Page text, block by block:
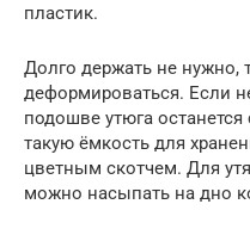
пластик.
Долго держать не нужно,
деформироваться. Если
подошве утюга останется
такую ёмкость для
цветным скотчем. Для
можно насыпать на дно